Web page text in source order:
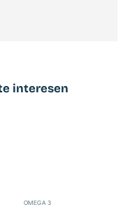
interesen
OMEGA 3